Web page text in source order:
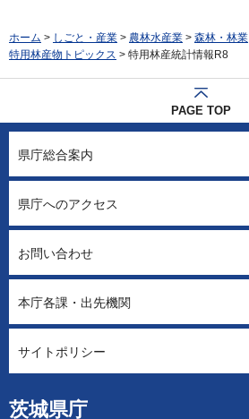
ホーム > しごと・産業 > 農林水産業 > 森林・林業
特用林産物トピックス > 特用林産統計情報R8
PAGE TOP
茨城県庁
県庁総合案内
県庁へのアクセス
お問い合わせ
本庁各課・出先機関
サイトポリシー